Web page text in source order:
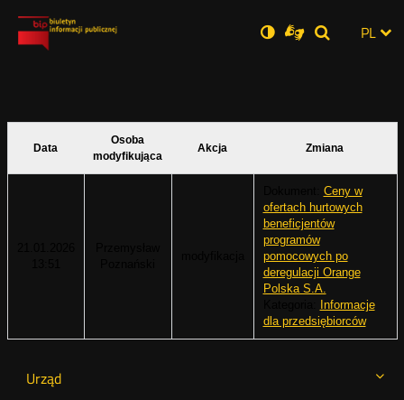
Ustawienia
Wersja
zwykła
Dla
niesłyszących
Otwórz Otwórz
Otwórz
Social PL
Urząd
Data
Osoba
modyfikująca
Akcja Zmiana
Ceny w
ofertach hurtowych
beneficjentów
programów
pomocowych po
deregulacji Orange
Polska S.A.
Informacje
dla przedsiębiorców